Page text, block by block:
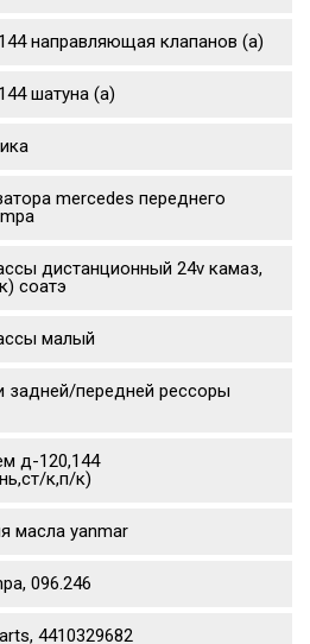
направляющая клапанов (а)
шатуна (а)
mercedes переднего
дистанционный 24v камаз,
соатэ
малый
задней/передней рессоры
д-120,144
к,п/к)
масла yanmar
096.246
4410329682